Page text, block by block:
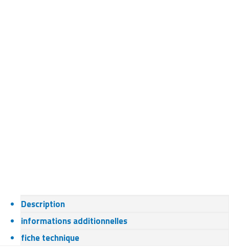
Description
informations additionnelles
fiche technique